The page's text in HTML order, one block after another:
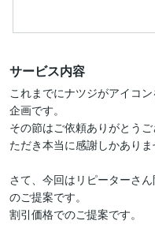
サービス内容
これまでにナツジがアイコ
企画です。
その節はご依頼ありがとう
ただき本当に感謝しかありま
さて、今回はリピーターさ
のご提案です。
割引価格でのご提案です。